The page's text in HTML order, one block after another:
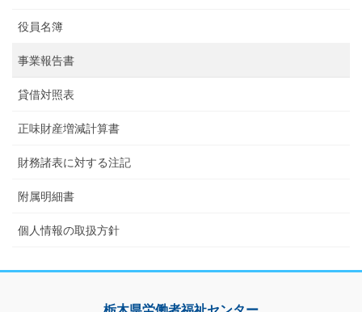
役員名簿
事業報告書
貸借対照表
正味財産増減計算書
財務諸表に対する注記
附属明細書
個人情報の取扱方針